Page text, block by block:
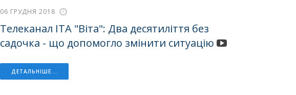
06 ГРУДНЯ 2018
Телеканал ІТА "Віта": Два десятиліття без
садочка - що допомогло змінити ситуацію
ДЕТАЛЬНІШЕ...